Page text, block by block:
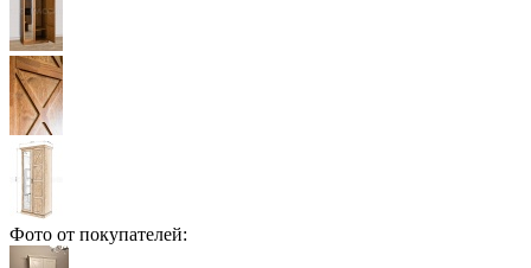
Фото от покупателей: